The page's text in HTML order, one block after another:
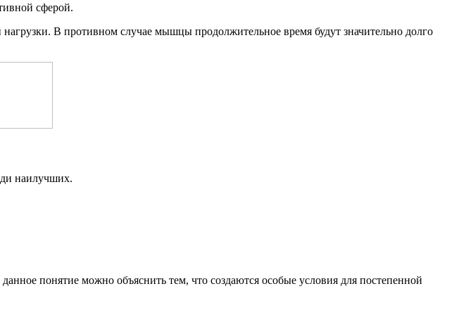
сферой.
В противном случае мышцы продолжительное время будут значительно долго
наилучших.
понятие можно объяснить тем, что создаются особые условия для постепенной